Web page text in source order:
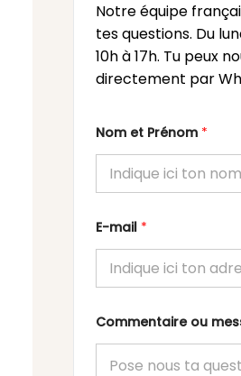
Notre équipe
tes questions. Du
10h à 17h. Tu peux
directement par
Nom et Prénom *
E-mail *
Commentaire ou